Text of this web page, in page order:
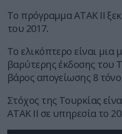
Το πρόγραμμα ATAK II
του 2017.
Το ελικόπτερο είναι μια
βαρύτερης έκδοσης του
βάρος απογείωσης 8
Στόχος της Τουρκίας
ATAK ΙΙ σε υπηρεσία το